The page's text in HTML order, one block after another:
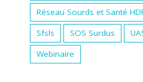
Réseau Sourds et Santé
Sfsls
SOS Surdus
Webinaire